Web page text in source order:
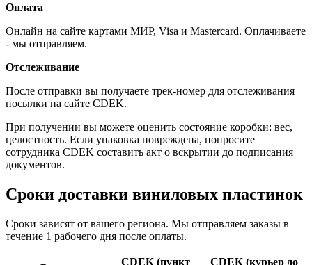
Оплата
Онлайн на сайте картами МИР, Visa и Mastercard. Оплачиваете
- мы отправляем.
Отслеживание
После отправки вы получаете трек-номер для отслеживания
посылки на сайте CDEK.
При получении вы можете оценить состояние коробки: вес,
целостность. Если упаковка повреждена, попросите
сотрудника CDEK составить акт о вскрытии до подписания
документов.
Сроки доставки виниловых пластинок
Сроки зависят от вашего региона. Мы отправляем заказы в
течение 1 рабочего дня после оплаты.
CDEK (пункт
CDEK (курьер до